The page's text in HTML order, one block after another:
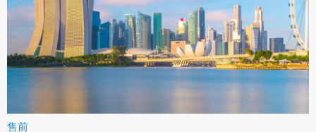
售前